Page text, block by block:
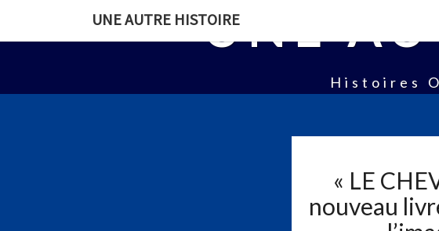
UNE AUTRE HISTOIREUNE
Histoires
« LE
nouveau